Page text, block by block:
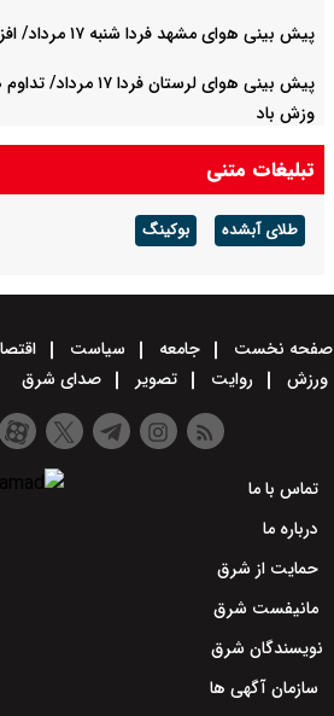
پیش بینی هوای مشهد فردا شنبه ۱۷ مرداد/ افزایش دما از روز سه شنبه
پیش بینی هوای
وزش باد
تبلیغات متنی
طلای آبشده بوکینگ
صفحه نخست جامعه سیاست
ورزش
روایت تصویر صدای شرق
تماس با ما
درباره ما
حمایت از شرق
مانیفست شرق
نویسندگان شرق
سازمان آگهی ها